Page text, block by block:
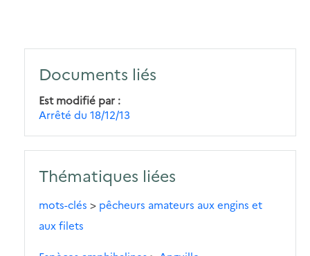
Documents liés
Est modifié par
Arrêté du 18/12/13
Thématiques liées
mots-clés > pêcheurs amateurs aux engins et
aux filets